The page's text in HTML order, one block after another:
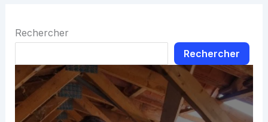
Rechercher
Rechercher